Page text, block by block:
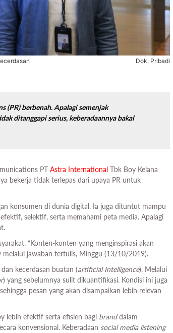
Dok. Pribadi
(PR)berbenah. Apalagi semenjak
ditanggapi serius, keberadaannya bakal
PT Astra International Tbk Boy Kelana
bekerja tidak terlepas dari upaya PR untuk
konsumen di dunia digital. Ia juga dituntut mampu
selektif, serta memahami peta media. Apalagi
“Konten-konten yang menginspirasi akan
jawaban tertulis, Minggu (13/10/2019).
dan kecerdasan buatan (artificial Intelligence). Melalui
) yang sebelumnya sulit dikuantifikasi. Kondisi ini juga
pesan yang akan disampaikan lebih relevan
lebih efektif serta efisien bagi branddalam
konvensional. Keberadaan social media listening